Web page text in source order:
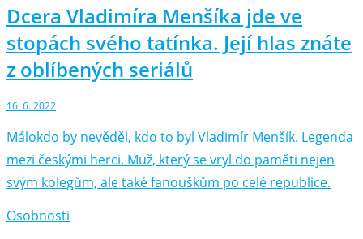
Dcera Vladimíra Menšíka jde ve
stopách svého tatínka. Její hlas znáte
z oblíbených seriálů
16. 6. 2022
Málokdo by nevěděl, kdo to byl Vladimír Menšík. Legenda
mezi českými herci. Muž, který se vryl do paměti nejen
svým kolegům, ale také fanouškům po celé republice.
Osobnosti